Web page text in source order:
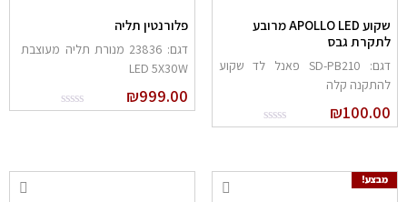
שקוע APOLLO LED מרובע
לתקרת גבס
דגם: SD-PB210 פאנל לד שקוע
להתקנה קלה
₪100.00
פלורנטין תליה
דגם: 23836 מנורת תליה מעוצבת
LED 5X30W
₪999.00
מבצע!